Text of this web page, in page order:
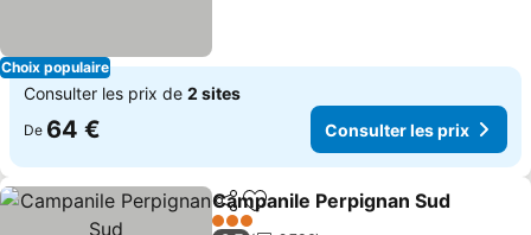
Choix populaire
Consulter les prix de 2 sites
De 64 € Consulter les prix
PartagerAjouter à mes favoris
Campanile Perpignan Sud
3 Étoiles